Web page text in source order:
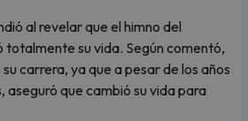
al revelar que el himno del
totalmente su vida. Según comentó,
carrera, ya que a pesar de los años
aseguró que cambió su vida para